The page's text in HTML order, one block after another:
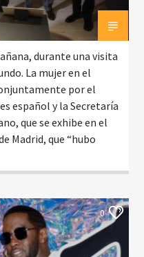
durante una visita
La mujer en el
por el
español y la Secretaría
que se exhibe en el
Madrid, que “hubo
0